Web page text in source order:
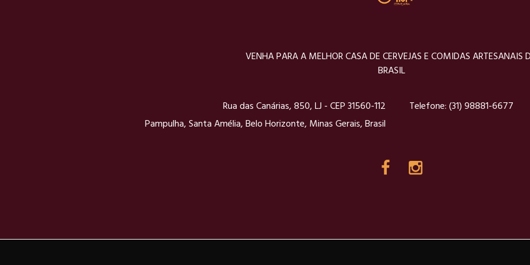
VENHA PARA A MELHOR CASA DE CERVEJAS E COMIDAS ARTESANAIS
BRASIL
Telefone:(31) 98881-6677
Rua das Canárias, 850, LJ - CEP 31560-112
Pampulha, Santa Amélia, Belo Horizonte, Minas Gerais, Brasil